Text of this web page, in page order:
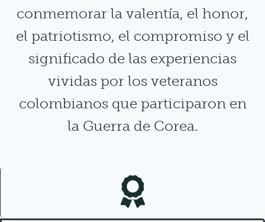
conmemorar la valentía, el honor,
el patriotismo, el compromiso y el
significado de las experiencias
vividas por los veteranos
colombianos que participaron en
la Guerra de Corea.